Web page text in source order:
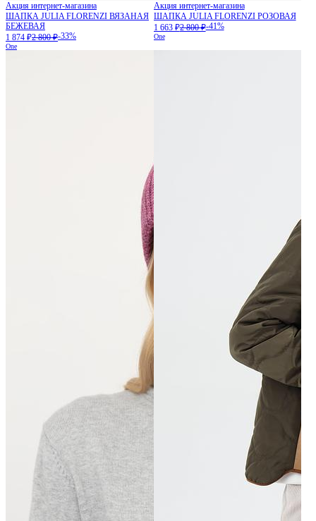
Акция интернет-магазина
ШАПКА JULIA FLORENZI ВЯЗАНАЯ
БЕЖЕВАЯ
1 874 ₽2 800 ₽-33%
One
Акция интернет-магазина
ШАПКА JULIA FLORENZI РОЗОВАЯ
1 663 ₽2 800 ₽-41%
One